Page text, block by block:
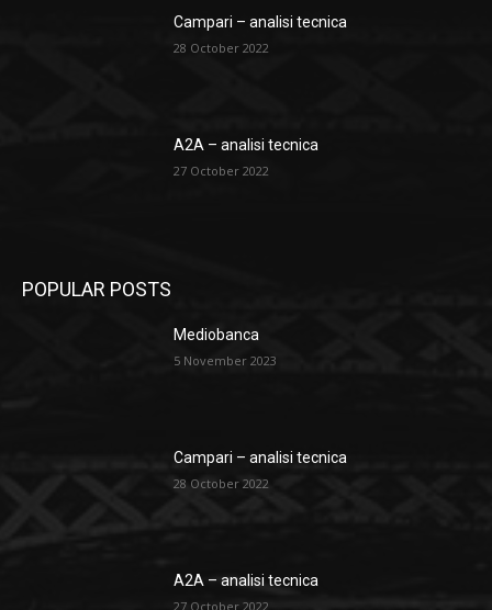
Campari – analisi tecnica
28 October 2022
A2A – analisi tecnica
27 October 2022
POPULAR POSTS
Mediobanca
5 November 2023
Campari – analisi tecnica
28 October 2022
A2A – analisi tecnica
27 October 2022